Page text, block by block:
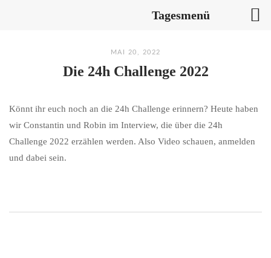
MAI 20, 2022
Die 24h Challenge 2022
Könnt ihr euch noch an die 24h Challenge erinnern? Heute haben
wir Constantin und Robin im Interview, die über die 24h
Challenge 2022 erzählen werden. Also Video schauen, anmelden
und dabei sein.
Tagesmenü